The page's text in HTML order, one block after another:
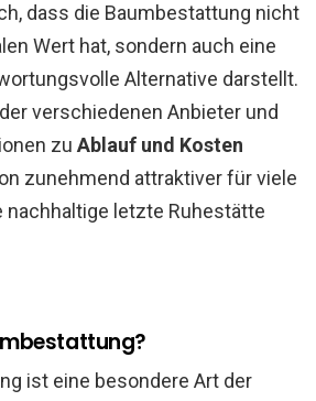
dass die Baumbestattung nicht
Wert hat, sondern auch eine
Alternative darstellt.
verschiedenen Anbieter und
zu Ablauf und Kosten
zunehmend attraktiver für viele
nachhaltige letzte Ruhestätte
ist eine besondere Art der